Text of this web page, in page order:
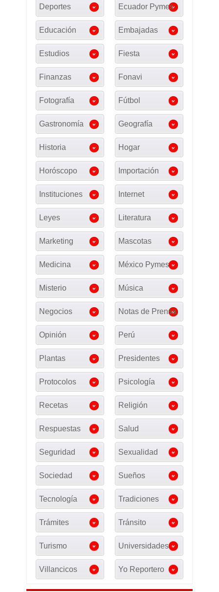
Deportes Ecuador Pymes
Educación Embajadas
Estudios Fiesta
Finanzas Fonavi
Fotografía Fútbol
Gastronomía Geografía
Historia Hogar
Horóscopo Importación
Instituciones Internet
Leyes Literatura
Marketing Mascotas
Medicina México Pymes
Misterio Música
Negocios Notas de Prensa
Opinión Perú
Plantas Presidentes
Protocolos Psicología
Recetas Religión
Respuestas Salud
Seguridad Sexualidad
Sociedad Sueños
Tecnología Tradiciones
Trámites Tránsito
Turismo Universidades
Villancicos Yo Reportero